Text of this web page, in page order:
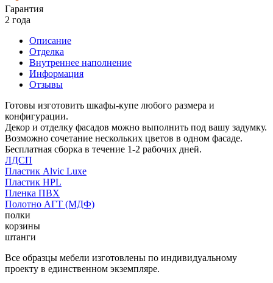
Гарантия
2 года
Описание
Отделка
Внутреннее наполнение
Информация
Отзывы
Готовы изготовить шкафы-купе любого размера и
конфигурации.
Декор и отделку фасадов можно выполнить под вашу задумку.
Возможно сочетание нескольких цветов в одном фасаде.
Бесплатная сборка в течение 1-2 рабочих дней.
ЛДСП
Пластик Alvic Luxe
Пластик HPL
Пленка ПВХ
Полотно АГТ (МДФ)
полки
корзины
штанги
Все образцы мебели изготовлены по индивидуальному
проекту в единственном экземпляре.